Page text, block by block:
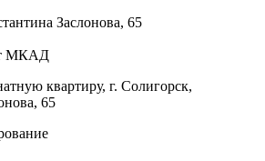
Заслонова, 65
МКАД
квартиру, г. Солигорск,
65